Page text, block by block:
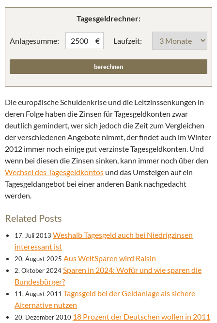
Tagesgeldrechner:
Anlagesumme: € Laufzeit:
Die europäische Schuldenkrise und die Leitzinssenkungen in
deren Folge haben die Zinsen für Tagesgeldkonten zwar
deutlich gemindert, wer sich jedoch die Zeit zum Vergleichen
der verschiedenen Angebote nimmt, der findet auch im Winter
2012 immer noch einige gut verzinste Tagesgeldkonten. Und
wenn bei diesen die Zinsen sinken, kann immer noch über den
Wechsel des Tagesgeldkontos und das Umsteigen auf ein
Tagesgeldangebot bei einer anderen Bank nachgedacht
werden.
Related Posts
17. Juli 2013 Weshalb Tagesgeld auch bei Niedrigzinsen
interessant ist
20. August 2025 Aus WeltSparen wird Raisin
2. Oktober 2024Sparen in 2024: Wofür und wie sparen die
Bundesbürger?
11. August 2011 Tagesgeld bei der Geldanlage als sichere
Alternative nutzen
20. Dezember 2010 18 Prozent der Deutschen wollen in 2011